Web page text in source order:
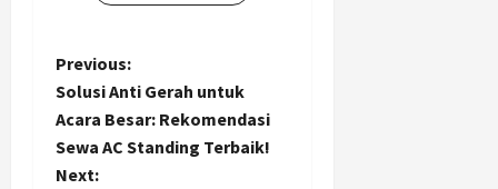
P
o
s
Previous:
Solusi Anti Gerah untuk
Acara Besar: Rekomendasi
Sewa AC Standing Terbaik!
Next: